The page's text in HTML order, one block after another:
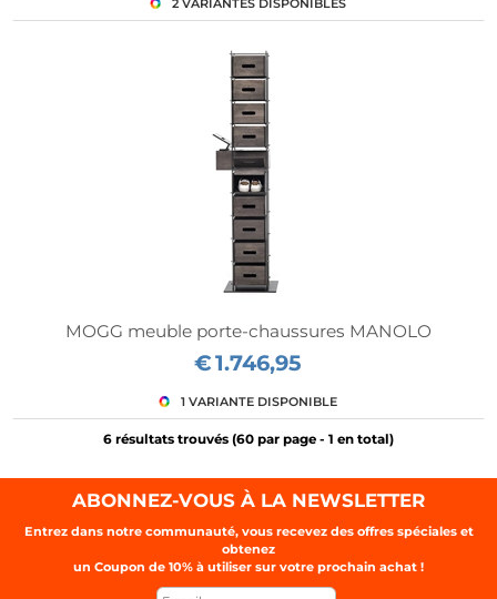
MOGG meuble porte-chaussures MANOLO
€1.746,95
6 résultats trouvés (60 par page - 1 en total)
ABONNEZ-VOUS À LA NEWSLETTER
Entrez dans notre communauté, vous recevez des offres spéciales et
obtenez
un Coupon de 10% à utiliser sur votre prochain achat !